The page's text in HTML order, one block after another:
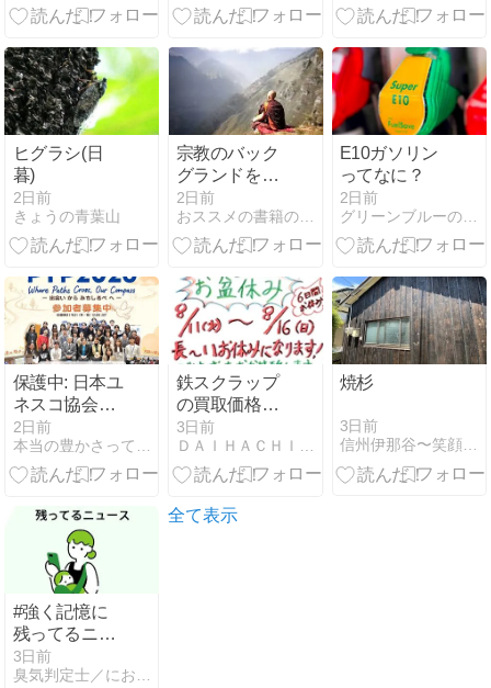
けど、うなぎ
い！？海老の
も絶品
ヒグラシ(日
暮)
2日前
きょうの青葉山
宗教のバック
グランドを幅
広く、奥深く
探っていくと
意外なる事実
ることを知る
ことができ
る？それを知
る喜びを知っ
たら1つの宗
教に拘泥する
ことはできな
い？ (親鸞と
ト)
2日前
おススメの書籍の紹介！
E10ガソリン
ってなに？
2日前
グリーンブルーの環境モニタリング・ブログ
保護中: 日本ユ
ネスコ協会連
盟主催！出会
いと対話か
ら、平和への
「PYP2026」
参加者募集
2日前
本当の豊かさって何だろう - エコと生きる
鉄スクラップ
の買取価格が
また下がりま
した
3日前
ＤＡＩＨＡＣＨＩのブログ
焼杉
3日前
信州伊那谷〜笑顔あふれる家づくり〜
#強く記憶に
残ってるニュ
ース・・リモ
ート勤務・在
3日前
臭気判定士／におい刑事のにおい１１０番
全て表示